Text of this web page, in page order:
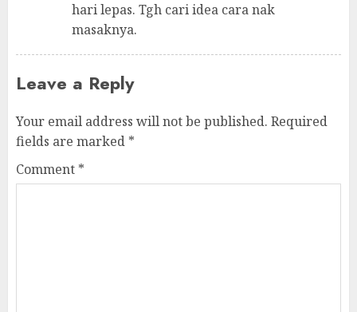
hari lepas. Tgh cari idea cara nak
masaknya.
Leave a Reply
Your email address will not be published. Required
fields are marked *
Comment *